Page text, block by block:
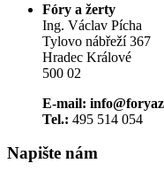
Fóry a žerty
Ing. Václav Pícha
Tylovo nábřeží 367
Hradec Králové
500 02
E-mail:
Tel.: 495 514 054
Napište nám